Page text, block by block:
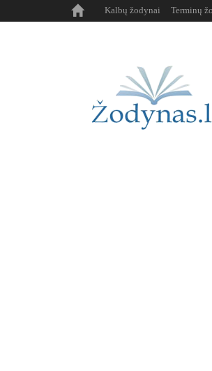
Kalbų žodynai Terminų